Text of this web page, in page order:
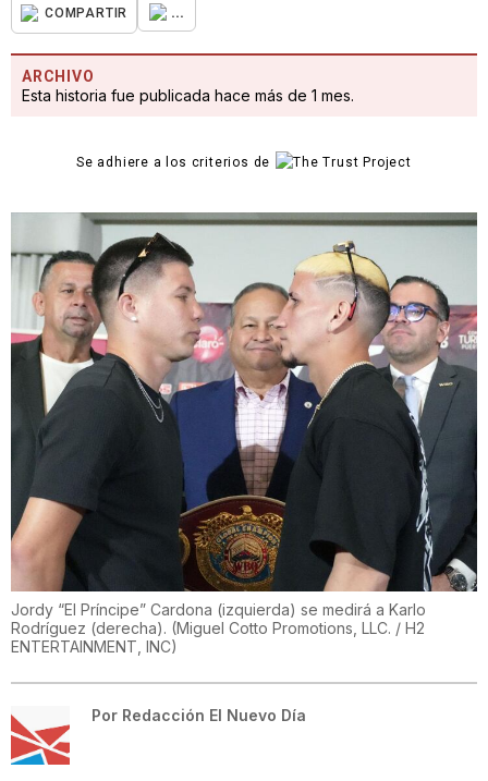
COMPARTIR ...
ARCHIVO
Esta historia fue publicada hace más de 1 mes.
Se adhiere a los criterios de
Jordy “El Príncipe” Cardona (izquierda) se medirá a Karlo
Rodríguez (derecha). (Miguel Cotto Promotions, LLC. / H2
ENTERTAINMENT, INC)
Por Redacción El Nuevo Día